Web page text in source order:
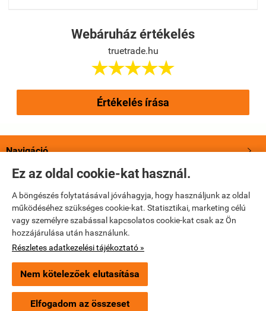
Ez az oldal cookie-kat használ.
A böngészés folytatásával jóváhagyja, hogy használjunk az oldal
működéséhez szükséges cookie-kat. Statisztikai, marketing célú
vagy személyre szabással kapcsolatos cookie-kat csak az Ön
hozzájárulása után használunk.
Részletes adatkezelési tájékoztató »
Nem kötelezőek elutasítása
Elfogadom az összeset
Webáruház értékelés
truetrade.hu

Értékelés írása
Navigáció 
Saját fiók
Bemutatkozás
Elérhetőségek
Webáruház készítés